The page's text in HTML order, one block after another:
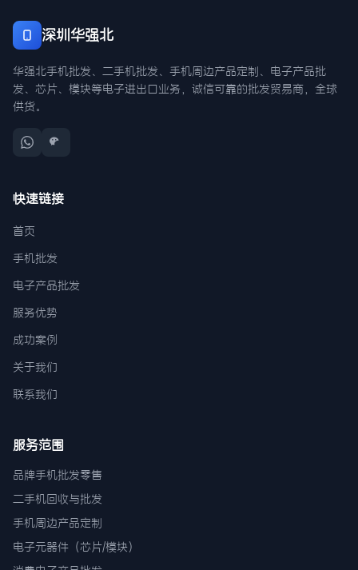
深圳华强北
华强北手机批发、二手机批发、手机周边产品定制、电子产品批
发、芯片、模块等电子进出口业务，诚信可靠的批发贸易商，全球
供货。
快速链接
首页
手机批发
电子产品批发
服务优势
成功案例
关于我们
联系我们
服务范围
品牌手机批发零售
二手机回收与批发
手机周边产品定制
电子元器件（芯片/模块）